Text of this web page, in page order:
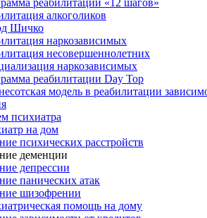
реабилитации «12 шагов»
алкоголиков
Шичко
наркозависимых
несовершеннолетних
наркозависимых
реабилитации Day Top
модель в реабилитации
психиатра
на дом
психических расстройств
деменции
депрессии
панических атак
шизофрении
помощь на дому